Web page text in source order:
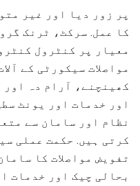
پر زور دیا اور غیر
کا عمل. سرکٹ، ٹرنک
معیار پر کنٹرول
مواصلات سیکورٹی کے
کھینچنے، آرام دہ
اور خدمات اور یونٹ
نظام اور سامان سے
کرتی ہیں. حکمت عملی
تفویض مواصلات کا
بحالی چیک اور خدمات